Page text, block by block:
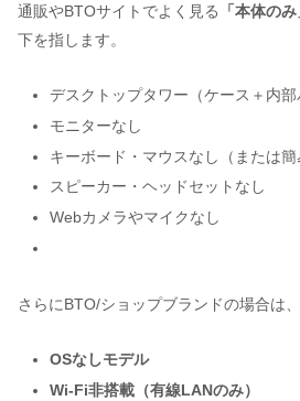
通販やBTOサイトでよく見る 「本体のみ
下を指します。
デスクトップタワー（ケース＋内
モニターなし
キーボード・マウスなし（または簡
スピーカー・ヘッドセットなし
Webカメラやマイクなし
さらにBTO/ショップブランドの場合は、
OSなしモデル
Wi-Fi非搭載（有線LANのみ）